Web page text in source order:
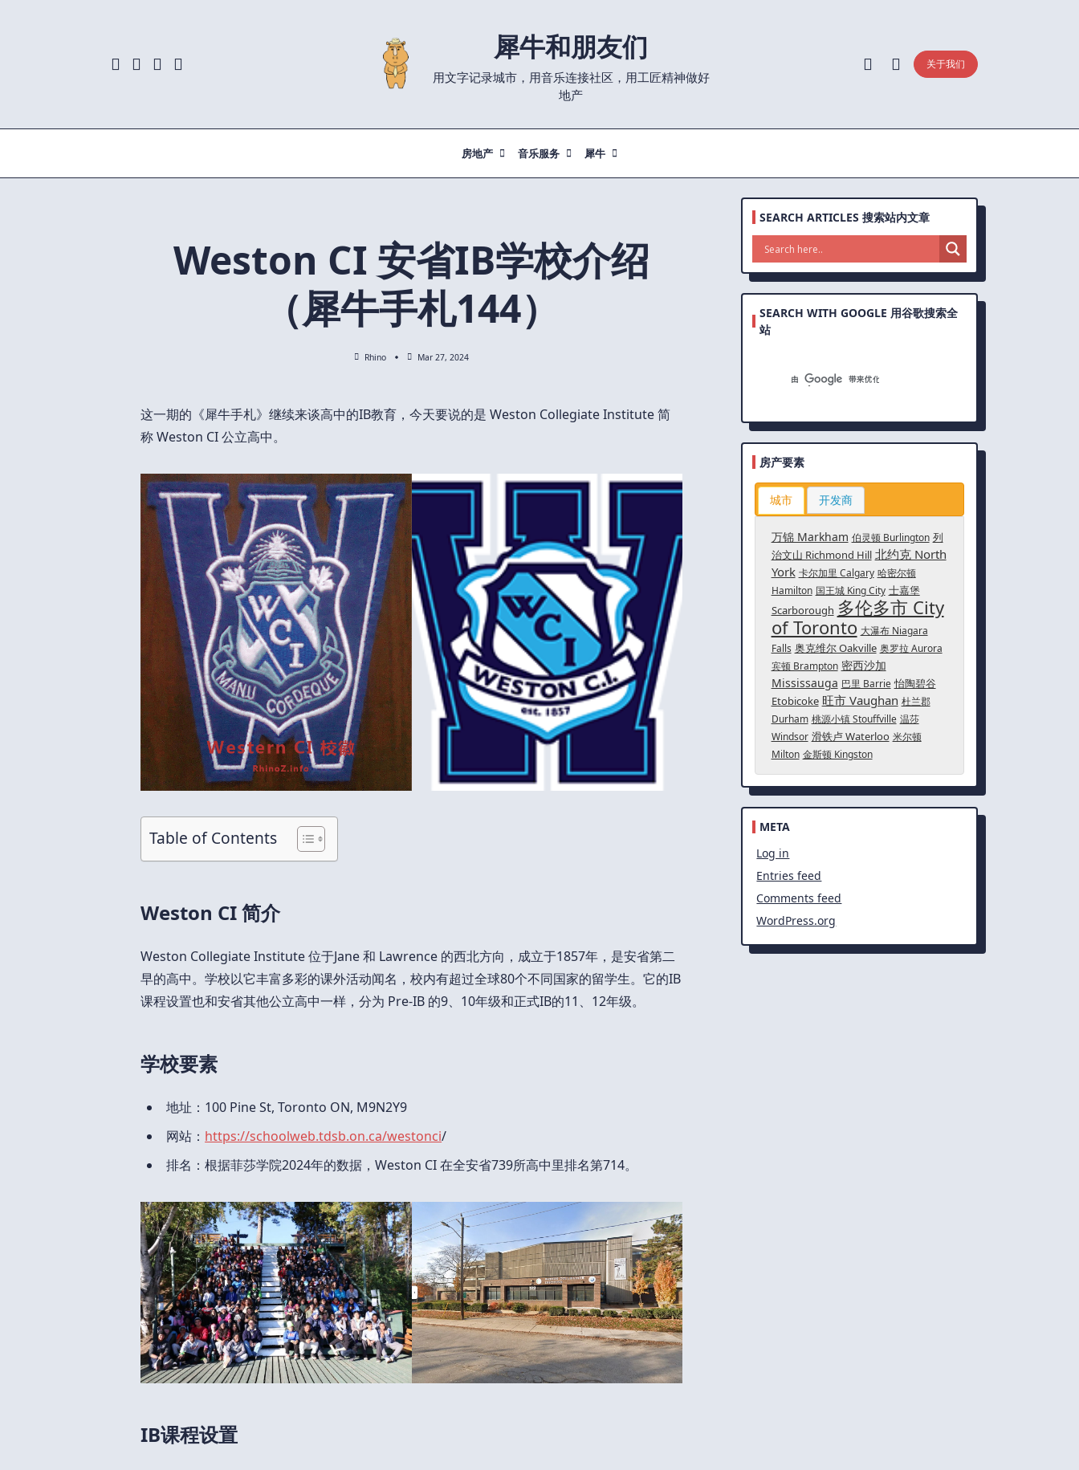
犀牛和朋友们
用文字记录城市，用音乐连接社区，用工匠精神做好
地产
关于我们
房地产 音乐服务 犀牛
Weston CI 安省IB学校介绍
（犀牛手札144）
Rhino Mar 27, 2024
这一期的《犀牛手札》继续来谈高中的IB教育，今天要说的是 Weston Collegiate Institute 简
称 Weston CI 公立高中。
Table of Contents
Weston CI 简介
Weston Collegiate Institute 位于Jane 和 Lawrence 的西北方向，成立于1857年，是安省第二
早的高中。学校以它丰富多彩的课外活动闻名，校内有超过全球80个不同国家的留学生。它的IB
课程设置也和安省其他公立高中一样，分为 Pre-IB 的9、10年级和正式IB的11、12年级。
学校要素
地址：100 Pine St, Toronto ON, M9N2Y9
网站： https://schoolweb.tdsb.on.ca/westonci/
排名：根据菲莎学院2024年的数据，Weston CI 在全安省739所高中里排名第714。
IB课程设置
SEARCH ARTICLES 搜索站内文章
SEARCH WITH GOOGLE 用谷歌搜索全
站
房产要素
城市 开发商
万锦 Markham 伯灵顿 Burlington 列
治文山 Richmond Hill 北约克 North
York 卡尔加里 Calgary 哈密尔顿
Hamilton 国王城 King City 士嘉堡
Scarborough 多伦多市 City
of Toronto 大瀑布 Niagara
Falls 奥克维尔 Oakville 奥罗拉 Aurora
宾顿 Brampton 密西沙加
Mississauga 巴里 Barrie 怡陶碧谷
Etobicoke 旺市 Vaughan 杜兰郡
Durham 桃源小镇 Stouffville 温莎
Windsor 滑铁卢 Waterloo 米尔顿
Milton 金斯顿 Kingston
META
Log in
Entries feed
Comments feed
WordPress.org